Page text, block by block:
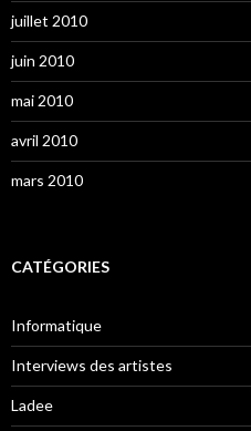
juillet 2010
juin 2010
mai 2010
avril 2010
mars 2010
CATÉGORIES
Informatique
Interviews des artistes
Ladee